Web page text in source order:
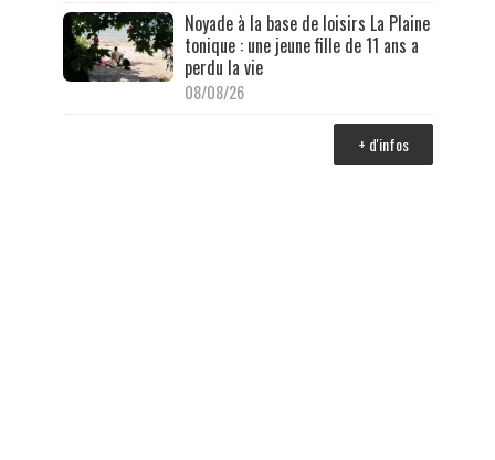
Noyade à la base de loisirs La Plaine
tonique : une jeune fille de 11 ans a
perdu la vie
08/08/26
+ d'infos